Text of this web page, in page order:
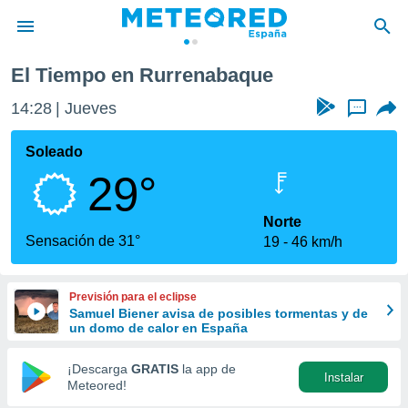
de
por
que se
calidad.
a este
las
y
forma
digital
basada
El Tiempo en Rurrenabaque
14:28 Jueves ...
Soleado
29°
Sensación de 31°
Norte
19
46 km/h
Previsión para el eclipse
Samuel Biener avisa de posibles tormentas y de
un domo de calor en España
¡Descarga GRATIS la app de
Meteored!
Instalar